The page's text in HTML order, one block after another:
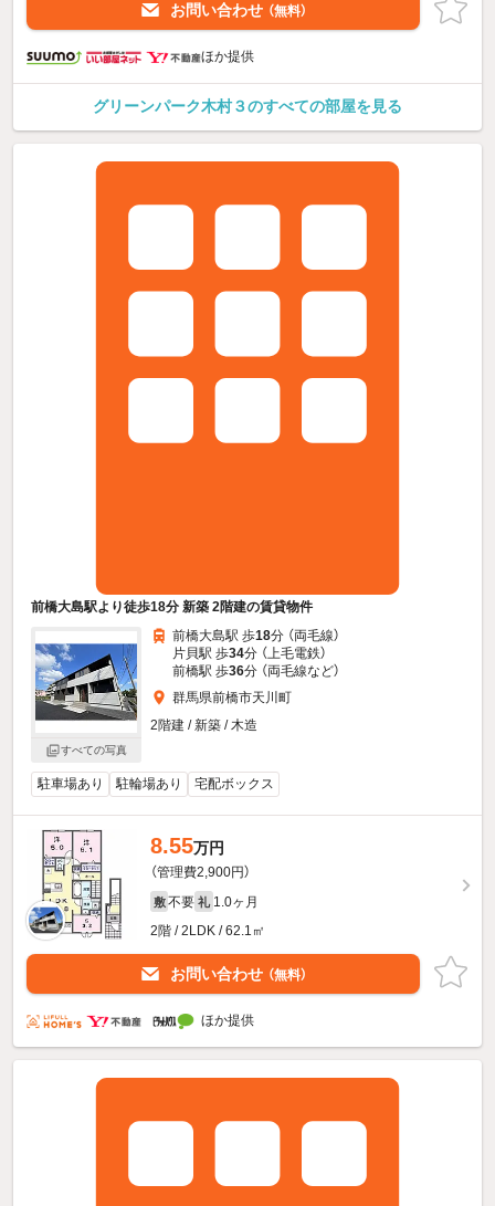
お問い合わせ （無料）
ほか提供
グリーンパーク木村３のすべての部屋を見る
前橋大島駅より徒歩18分 新築 2階建の賃貸物件
すべての写真
前橋大島駅 歩18分 （両毛線）
片貝駅 歩34分 （上毛電鉄）
前橋駅 歩36分 （両毛線など）
群馬県前橋市天川町
2階建 / 新築 / 木造
駐車場あり 駐輪場あり 宅配ボックス
8.55万円
（管理費2,900円）
敷 不要 礼 1.0ヶ月
2階 / 2LDK / 62.1㎡
お問い合わせ （無料）
ほか提供